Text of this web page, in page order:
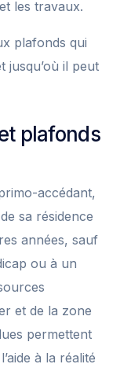
les travaux.
plafonds qui
jusqu’où il peut
plafonds
accédant,
sa résidence
années, sauf
ou à un
et de la zone
permettent
à la réalité